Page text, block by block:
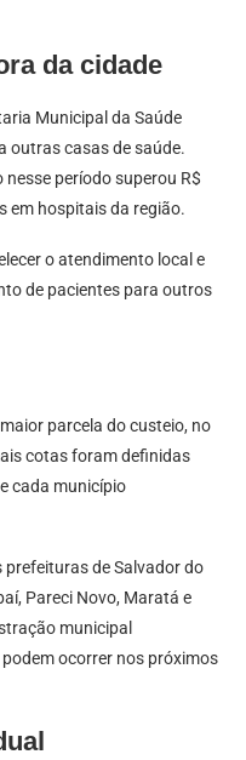
da cidade
Municipal da Saúde
outras casas de saúde.
período superou R$
em hospitais da região.
o atendimento local e
de pacientes para outros
parcela do custeio, no
cotas foram definidas
cada município
de Salvador do
Pareci Novo, Maratá e
municipal
ocorrer nos próximos